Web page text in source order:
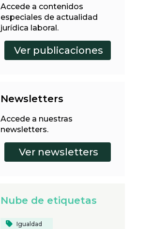
Accede a contenidos
especiales de actualidad
jurídica laboral.
Newsletters
Accede a nuestras
newsletters.
Nube de etiquetas
Igualdad